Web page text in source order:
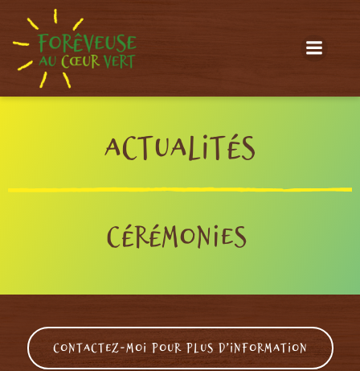
Actualités
Cérémonies
Contactez-moi pour plus d’information